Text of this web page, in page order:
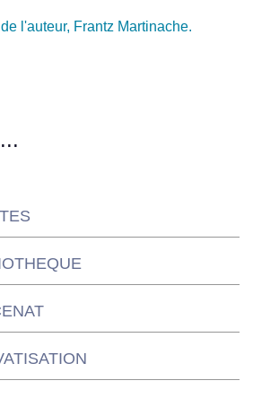
l'auteur, Frantz Martinache.